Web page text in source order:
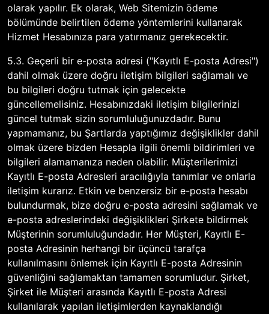
olarak yapılır. Ek olarak, Web Sitemizin ödeme
bölümünde belirtilen ödeme yöntemlerini kullanarak
Hizmet Hesabınıza para yatırmanız gerekecektir.
5.3. Geçerli bir e-posta adresi ("Kayıtlı E-posta Adresi")
dahil olmak üzere doğru iletişim bilgileri sağlamalı ve
bu bilgileri doğru tutmak için gelecekte
güncellemelisiniz. Hesabınızdaki iletişim bilgilerinizi
güncel tutmak sizin sorumluluğunuzdadır. Bunu
yapmamanız, bu Şartlarda yaptığımız değişiklikler dahil
olmak üzere bizden Hesapla ilgili önemli bildirimleri ve
bilgileri alamamanıza neden olabilir. Müşterilerimizi
Kayıtlı E-posta Adresleri aracılığıyla tanımlar ve onlarla
iletişim kurarız. Etkin ve benzersiz bir e-posta hesabı
bulundurmak, bize doğru e-posta adresini sağlamak ve
e-posta adreslerindeki değişiklikleri Şirkete bildirmek
Müşterinin sorumluluğundadır. Her Müşteri, Kayıtlı E-
posta Adresinin herhangi bir üçüncü tarafça
kullanılmasını önlemek için Kayıtlı E-posta Adresinin
güvenliğini sağlamaktan tamamen sorumludur. Şirket,
Şirket ile Müşteri arasında Kayıtlı E-posta Adresi
kullanılarak yapılan iletişimlerden kaynaklandığı